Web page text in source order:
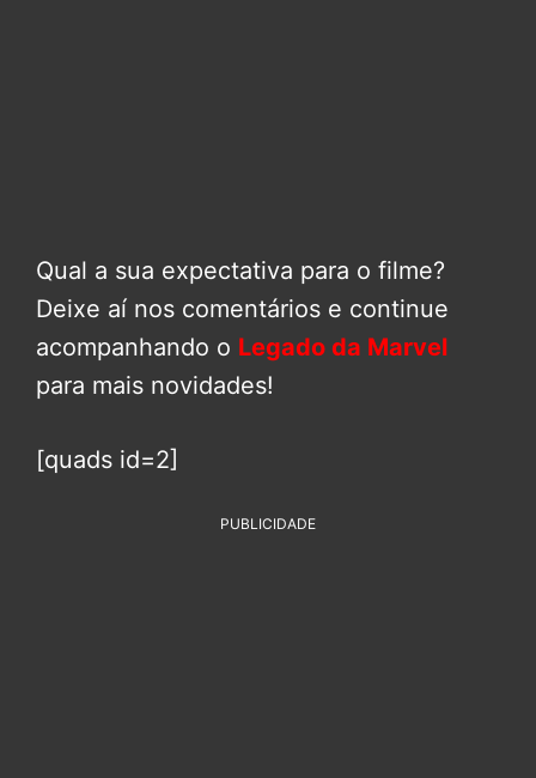
Qual a sua expectativa para o filme?
Deixe aí nos comentários e continue
acompanhando o Legado da Marvel
para mais novidades!
[quads id=2]
PUBLICIDADE